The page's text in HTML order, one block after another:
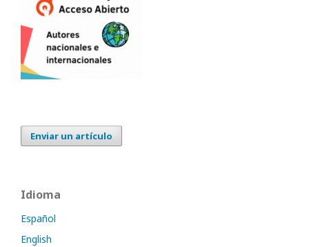
Enviar un artículo
Idioma
Español
English